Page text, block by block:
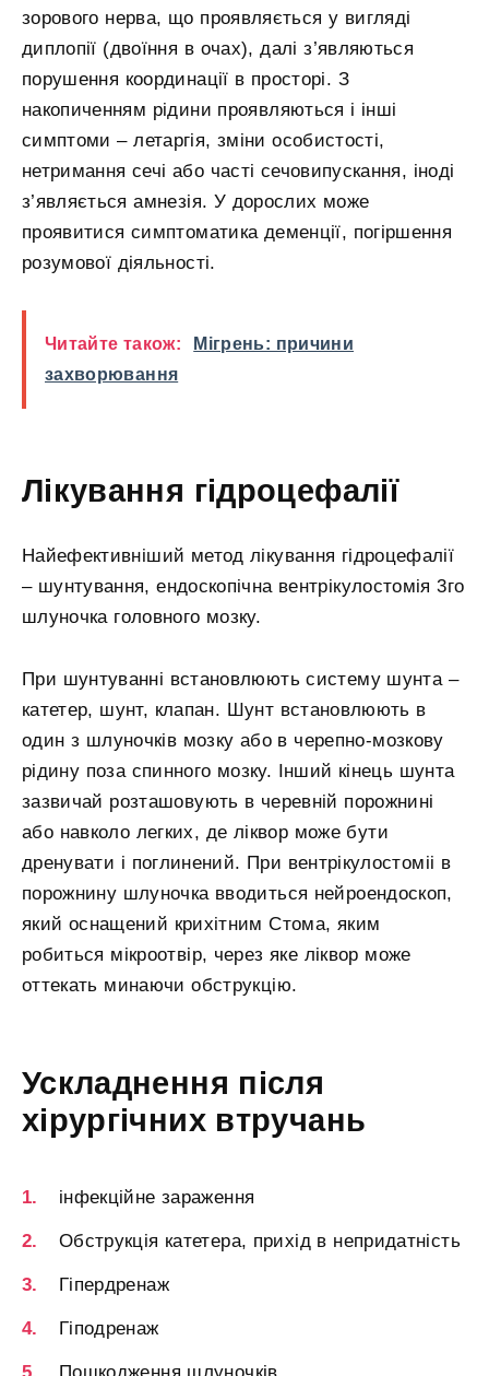
зорового нерва, що проявляється у вигляді
диплопії (двоїння в очах), далі з’являються
порушення координації в просторі. З
накопиченням рідини проявляються і інші
симптоми – летаргія, зміни особистості,
нетримання сечі або часті сечовипускання, іноді
з’являється амнезія. У дорослих може
проявитися симптоматика деменції, погіршення
розумової діяльності.
Читайте також:
Мігрень: причини
захворювання
Лікування гідроцефалії
Найефективніший метод лікування гідроцефалії
– шунтування, ендоскопічна вентрікулостомія 3го
шлуночка головного мозку.
При шунтуванні встановлюють систему шунта –
катетер, шунт, клапан. Шунт встановлюють в
один з шлуночків мозку або в черепно-мозкову
рідину поза спинного мозку. Інший кінець шунта
зазвичай розташовують в черевній порожнині
або навколо легких, де ліквор може бути
дренувати і поглинений. При вентрікулостоміі в
порожнину шлуночка вводиться нейроендоскоп,
який оснащений крихітним Стома, яким
робиться мікроотвір, через яке ліквор може
оттекать минаючи обструкцію.
Ускладнення після
хірургічних втручань
інфекційне зараження
Обструкція катетера, прихід в непридатність
Гіпердренаж
Гіподренаж